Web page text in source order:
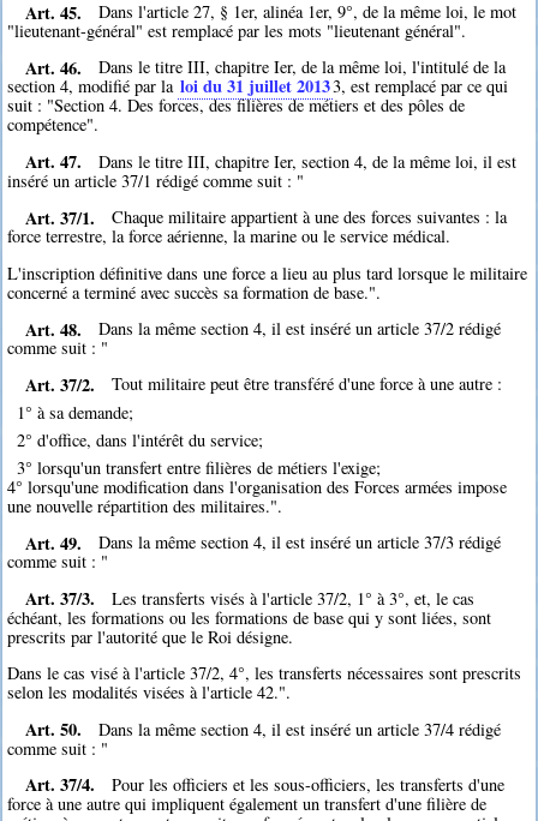
Art. 45.
Dans l'article 27, § 1er, alinéa 1er, 9°, de la même loi, le mot
"lieutenant-général" est remplacé par les mots "lieutenant général".
Art. 46.
Dans le titre III, chapitre Ier, de la même loi, l'intitulé de la
section 4, modifié par la loi du 31 juillet 20133, est remplacé par ce qui
suit : "Section 4. Des forces, des filières de métiers et des pôles de
compétence".
Art. 47.
Dans le titre III, chapitre Ier, section 4, de la même loi, il est
inséré un article 37/1 rédigé comme suit : "
Art. 37/1.
Chaque militaire appartient à une des forces suivantes : la
force terrestre, la force aérienne, la marine ou le service médical.
L'inscription définitive dans une force a lieu au plus tard lorsque le militaire
concerné a terminé avec succès sa formation de base.".
Art. 48.
Dans la même section 4, il est inséré un article 37/2 rédigé
comme suit : "
Art. 37/2.
Tout militaire peut être transféré d'une force à une autre :
1° à sa demande;
2° d'office, dans l'intérêt du service;
3° lorsqu'un transfert entre filières de métiers l'exige;
4° lorsqu'une modification dans l'organisation des Forces armées impose
une nouvelle répartition des militaires.".
Art. 49.
Dans la même section 4, il est inséré un article 37/3 rédigé
comme suit : "
Art. 37/3.
Les transferts visés à l'article 37/2, 1° à 3°, et, le cas
échéant, les formations ou les formations de base qui y sont liées, sont
prescrits par l'autorité que le Roi désigne.
Dans le cas visé à l'article 37/2, 4°, les transferts nécessaires sont prescrits
selon les modalités visées à l'article 42.".
Art. 50.
Dans la même section 4, il est inséré un article 37/4 rédigé
comme suit : "
Art. 37/4.
Pour les officiers et les sous-officiers, les transferts d'une
force à une autre qui impliquent également un transfert d'une filière de